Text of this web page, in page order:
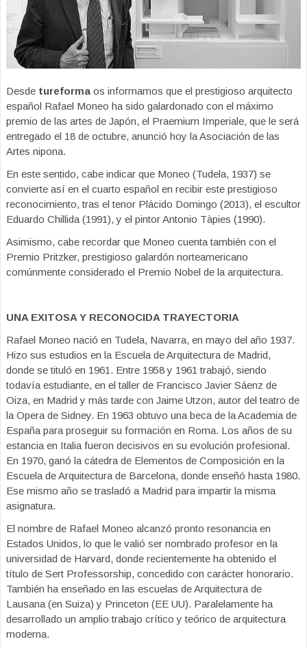
Desde tureforma os informamos que el prestigioso arquitecto
español Rafael Moneo ha sido galardonado con el máximo
premio de las artes de Japón, el Praemium Imperiale, que le será
entregado el 18 de octubre, anunció hoy la Asociación de las
Artes nipona.
En este sentido, cabe indicar que Moneo (Tudela, 1937) se
convierte así en el cuarto español en recibir este prestigioso
reconocimiento, tras el tenor Plácido Domingo (2013), el escultor
Eduardo Chillida (1991), y el pintor Antonio Tàpies (1990).
Asimismo, cabe recordar que Moneo cuenta también con el
Premio Pritzker, prestigioso galardón norteamericano
comúnmente considerado el Premio Nobel de la arquitectura.
UNA EXITOSA Y RECONOCIDA TRAYECTORIA
Rafael Moneo nació en Tudela, Navarra, en mayo del año 1937.
Hizo sus estudios en la Escuela de Arquitectura de Madrid,
donde se tituló en 1961. Entre 1958 y 1961 trabajó, siendo
todavía estudiante, en el taller de Francisco Javier Sáenz de
Oiza, en Madrid y más tarde con Jaime Utzon, autor del teatro de
la Opera de Sidney. En 1963 obtuvo una beca de la Academia de
España para proseguir su formación en Roma. Los años de su
estancia en Italia fueron decisivos en su evolución profesional.
En 1970, ganó la cátedra de Elementos de Composición en la
Escuela de Arquitectura de Barcelona, donde enseñó hasta 1980.
Ese mismo año se trasladó a Madrid para impartir la misma
asignatura.
El nombre de Rafael Moneo alcanzó pronto resonancia en
Estados Unidos, lo que le valió ser nombrado profesor en la
universidad de Harvard, donde recientemente ha obtenido el
título de Sert Professorship, concedido con carácter honorario.
También ha enseñado en las escuelas de Arquitectura de
Lausana (en Suiza) y Princeton (EE UU). Paralelamente ha
desarrollado un amplio trabajo crítico y teórico de arquitectura
moderna.